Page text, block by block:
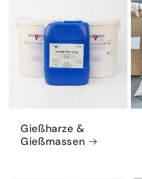
Gießharze &
Gießmassen